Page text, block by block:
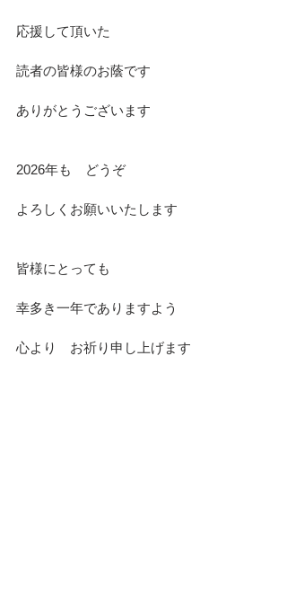
応援して頂いた
読者の皆様のお蔭です
ありがとうございます
2026年も　どうぞ
よろしくお願いいたします
皆様にとっても
幸多き一年でありますよう
心より　お祈り申し上げます